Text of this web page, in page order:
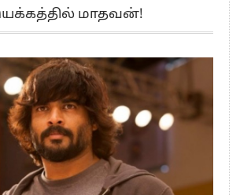
அதிகாரம் இல்லை.. – சி. வி.சண்முகம்
ஸ்டிக்கர் ஒட்டிக்கொண்டது திமுக”- பாமக
காங்கிரஸ் தலைமையின் கருத்து கிடையாது – கார்த்தி
மாடல்” -பிரேமலதா விஜயகாந்த் பேட்டி
தலைவர் விஜய் கண்டனம்
போட்டி – சீமான்
மாதவன்!